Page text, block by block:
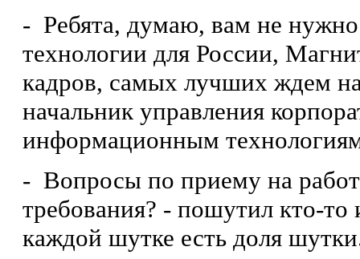
- Ребята, думаю, вам не нужно
технологии для России,
кадров, самых лучших ждем на
начальник управления
информационным
- Вопросы по приему на
требования? - пошутил кто-то
каждой шутке есть доля